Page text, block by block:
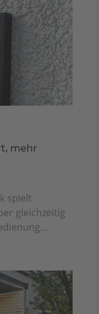
mehr
spielt
gleichzeitig